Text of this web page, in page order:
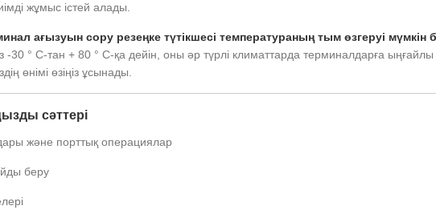
жұмыс істей алады.
ағызуын сору резеңке түтікшесі температураның тым өзгеруі мүмкін
-30 ° C-тан + 80 ° C-қа дейін, оны әр түрлі климаттарда терминалдарға ыңғайлы
өнімі өзіңіз ұсынады.
сәттері
және порттық операциялар
беру